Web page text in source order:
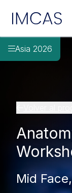
IMCAS
Asia 2026
Mid